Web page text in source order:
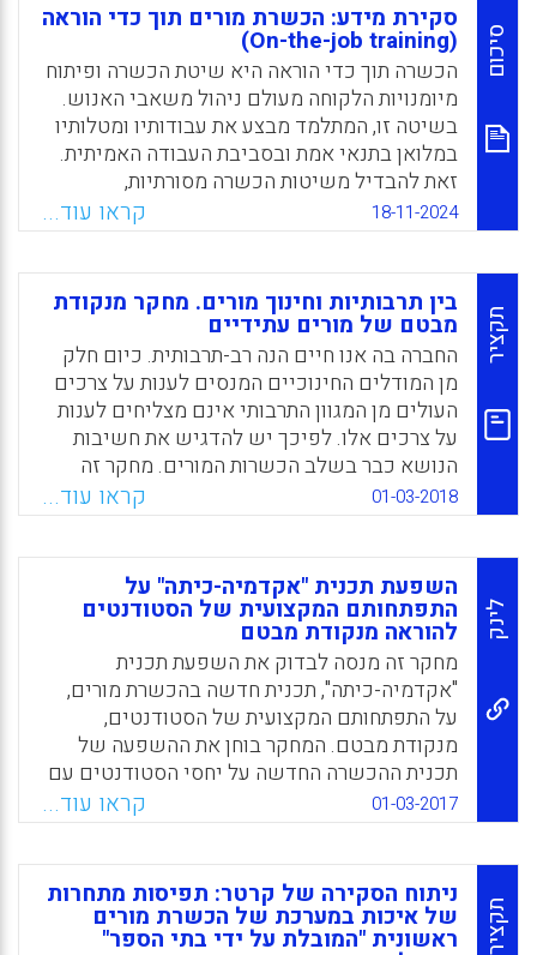
סיכום
סקירת מידע: הכשרת מורים תוך כדי הוראה
(On-the-job training)
הכשרה תוך כדי הוראה היא שיטת הכשרה ופיתוח
מיומנויות הלקוחה מעולם ניהול משאבי האנוש.
בשיטה זו, המתלמד מבצע את עבודותיו ומטלותיו
במלואן בתנאי אמת ובסביבת העבודה האמיתית.
זאת להבדיל משיטות הכשרה מסורתיות,
המתבצעות מחוץ למסגרות העבודה וכוללות למידה
תאורטית מקדימה בכיתה, התנסות התחלתית
והדרגתית, וכניסה לתפקיד רק בתום ההכשרה
וההתנסות. שיטה זו דוגלת בלמידה באמצעות
עשייה פרקטית, בכניסה מיידית לתפקיד, בעבודה
תחת הנחיה צמודה, בהכשרה נקודתית (ולא רחבת
היקף), ומשתדלת לתת מענה לצרכים ארגוניים
וארציים (כמו מחסור במורי STEM) תוך ניצול
מיטבי וכמותי של משאבי אנוש
WhatsApp
Facebook
Email
X
18-11-2024 קראו עוד...
תקציר
בין תרבותיות וחינוך מורים. מחקר מנקודת
מבטם של מורים עתידיים
החברה בה אנו חיים הנה רב-תרבותית. כיום חלק
מן המודלים החינוכיים המנסים לענות על צרכים
העולים מן המגוון התרבותי אינם מצליחים לענות
על צרכים אלו. לפיכך יש להדגיש את חשיבות
הנושא כבר בשלב הכשרות המורים. מחקר זה
בוחן את אמונותיהם של סטודנטים להוראה אודות
מגוון תרבותי ואת יחסם לתכניות הכשרת מורים.
נמצא שאמונותיהם של סטודנטים המתחילים את
הכשרת המורים אודות מגוון תרבותי הנן פחות
חיוביות מאמונותיהם של סטודנטים המסיימים
את הכשרתם.
WhatsApp
Facebook
Email
X
01-03-2018 קראו עוד...
לינק
השפעת תכנית "אקדמיה-כיתה" על
התפתחותם המקצועית של הסטודנטים
להוראה מנקודת מבטם
מחקר זה מנסה לבדוק את השפעת תכנית
"אקדמיה-כיתה", תכנית חדשה בהכשרת מורים,
על התפתחותם המקצועית של הסטודנטים,
מנקודת מבטם. המחקר בוחן את ההשפעה של
תכנית ההכשרה החדשה על יחסי הסטודנטים עם
המורים המכשירים, המדריכים הפדגוגים ותלמידי
בית הספר. אוכלוסיית המחקר הינה 32 סטודנטים
שנה ג' הלומדים במכללת סכנין המתנסים
שלושה ימים בשבוע בבתי ספר סמוכים (Assadi,
Nabil; Murad, Tareq, 2017).
01-03-2017 קראו עוד...
תקציר
ניתוח הסקירה של קרטר: תפיסות מתחרות
של איכות במערכת של הכשרת מורים
ראשונית "המובלת על ידי בתי הספר"